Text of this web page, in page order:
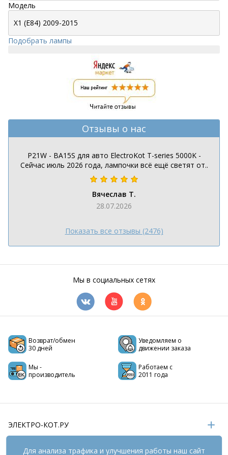
Модель
Подобрать лампы
Отзывы о нас
P21W - BA15S для авто ElectroKot T-series 5000K -
Сейчас июль 2026 года, лампочки всё ещё светят от..
Вячеслав Т.
28.07.2026
Показать все отзывы (2476)
Мы в социальных сетях
Возврат/обмен
30 дней
Уведомляем о
движении заказа
Мы -
производитель
Работаем с
2011 года
ЭЛЕКТРО-КОТ.РУ
ИНФОРМАЦИЯ
Для анализа трафика и улучшения работы наш сайт